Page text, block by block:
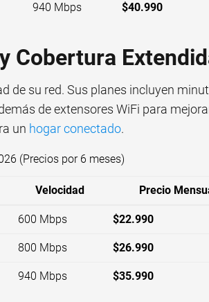
940 Mbps $40.990
Cobertura
de su red. Sus planes incluyen
de extensores WiFi para
un hogar conectado.
(Precios por 6 meses)
Velocidad Precio
600 Mbps $22.990
800 Mbps $26.990
940 Mbps $35.990